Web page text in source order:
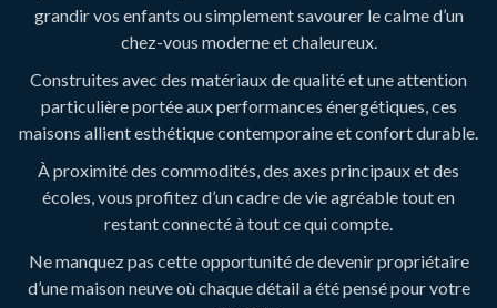
grandir vos enfants ou simplement savourer le calme d’un
chez-vous moderne et chaleureux.
Construites avec des matériaux de qualité et une attention
particulière portée aux performances énergétiques, ces
maisons allient esthétique contemporaine et confort durable.
À proximité des commodités, des axes principaux et des
écoles, vous profitez d’un cadre de vie agréable tout en
restant connecté à tout ce qui compte.
Ne manquez pas cette opportunité de devenir propriétaire
d’une maison neuve où chaque détail a été pensé pour votre